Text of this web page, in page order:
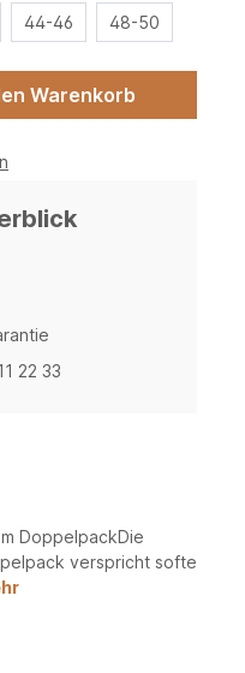
44-46 48-50
Warenkorb
22 33
DoppelpackDie
verspricht softe